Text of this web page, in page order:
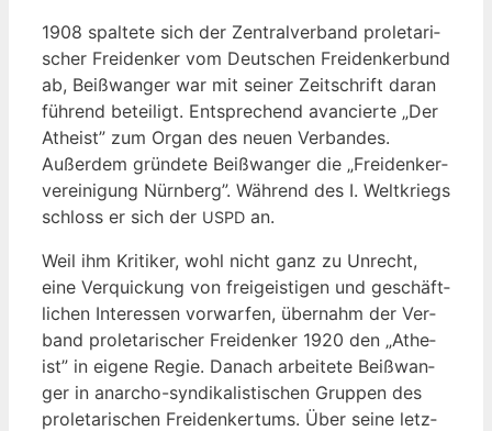
1908 spal­te­te sich der Zen­tral­ver­band pro­le­ta­ri­
scher Frei­den­ker vom Deut­schen Frei­den­ker­bund
ab, Beiß­wan­ger war mit sei­ner Zeit­schrift dar­an
füh­rend betei­ligt. Ent­spre­chend avan­cier­te „Der
Athe­ist” zum Organ des neu­en Ver­ban­des.
Außer­dem grün­de­te Beiß­wan­ger die „Frei­den­ker­
ver­ei­ni­gung Nürn­berg”. Wäh­rend des I. Welt­kriegs
schloss er sich der USPD an.
Weil ihm Kri­ti­ker, wohl nicht ganz zu Unrecht,
eine Ver­qui­ckung von frei­geis­ti­gen und geschäft­
li­chen Inter­es­sen vor­war­fen, über­nahm der Ver­
band pro­le­ta­ri­scher Frei­den­ker 1920 den „Athe­
ist” in eige­ne Regie. Danach arbei­te­te Beiß­wan­
ger in anarcho-syn­di­ka­lis­ti­schen Grup­pen des
pro­le­ta­ri­schen Frei­den­ker­tums. Über sei­ne letz­